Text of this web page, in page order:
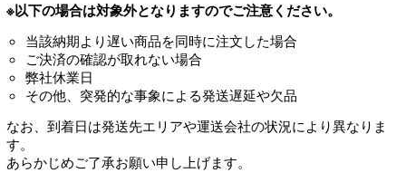
※以下の場合は対象外となりますのでご注意ください。
当該納期より遅い商品を同時に注文した場合
ご決済の確認が取れない場合
弊社休業日
その他、突発的な事象による発送遅延や欠品
なお、到着日は発送先エリアや運送会社の状況により異なりま
す。
あらかじめご了承お願い申し上げます。